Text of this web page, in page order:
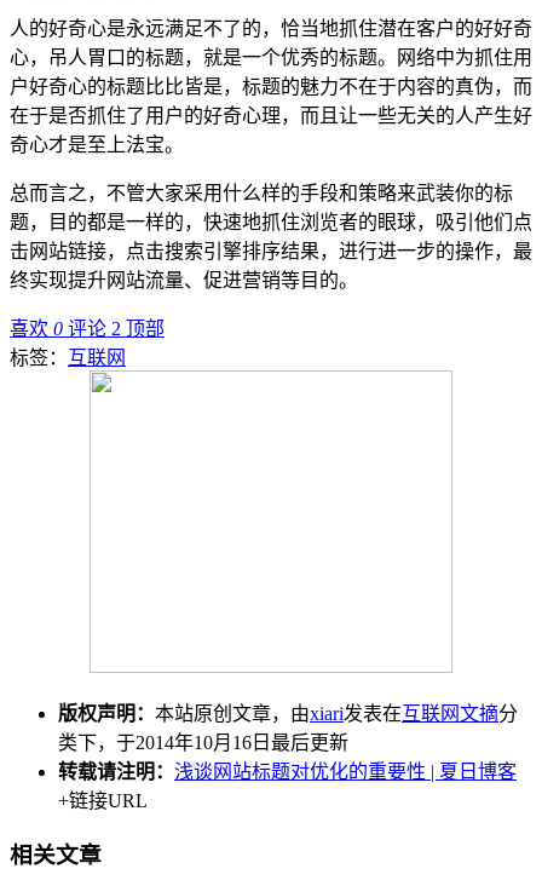
人的好奇心是永远满足不了的，恰当地抓住潜在客户的好好奇
心，吊人胃口的标题，就是一个优秀的标题。网络中为抓住用
户好奇心的标题比比皆是，标题的魅力不在于内容的真伪，而
在于是否抓住了用户的好奇心理，而且让一些无关的人产生好
奇心才是至上法宝。
总而言之，不管大家采用什么样的手段和策略来武装你的标
题，目的都是一样的，快速地抓住浏览者的眼球，吸引他们点
击网站链接，点击搜索引擎排序结果，进行进一步的操作，最
终实现提升网站流量、促进营销等目的。
喜欢 0 评论 2 顶部
标签： 互联网
版权声明： 本站原创文章，由xiari发表在互联网文摘分
类下，于2014年10月16日最后更新
转载请注明： 浅谈网站标题对优化的重要性 | 夏日博客
+链接URL
相关文章